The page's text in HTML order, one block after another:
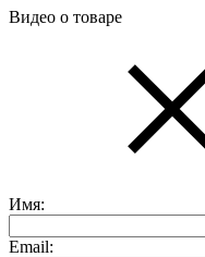
Видео о товаре
Имя:
Email: